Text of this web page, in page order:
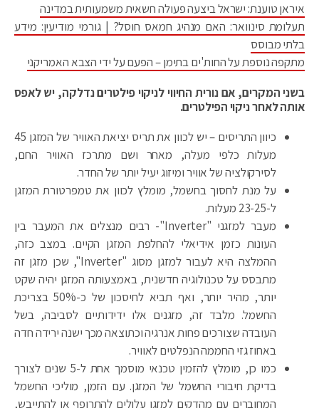
איראן טוענת: ישראל ביצעה פעולה חשאית משמעותית במדינה
תעלומת סינוואר: האם מנהיג חמאס חוסל? | גורמי מודיעין: מידע
בלתי מבוסס
מתקפה נוספת על החות'ים בתימן – הפעם על ידי הצבא האמריקני
בשני המקרים, אם נורית החיווי לניקוי פילטרים נדלקה, יש לאפס
אותה לאחר ניקוי הפילטרים.
כיוון התריסים – יש לכוון את תריס יציאת האוויר של המזגן 45
מעלות כלפי מעלה, מאחר ושם מתרכז האוויר החם,
לסירקולציה של אוויר ומיזוג יעיל יותר של החדר.
על מנת לחסוך בחשמל, מומלץ לכוון את טמפרטורת המזגן
ל-23-25 מעלות.
מעבר למזגני "Inverter"- רבים מנצלים את המעבר בין
העונות כזמן אידיאלי להחלפת המזגן הקיים. במצב כזה,
ההמלצה היא לעבור למזגן מסוג "Inverter", שכן מזגן זה
מתבסס על טכנולוגיה חדשנית, באמצעותה המזגן יהיה שקט
יותר, מהיר יותר, ואף תביא לחיסכון של כ-50% בצריכת
החשמל. מלבד זה, מזגנים אלו ידידותיים לסביבה, בשל
העובדה שצורכים פחות אנרגיה וכתוצאה מכך ישנה ירידה חדה
באחוז גזי החממה הנפלטים לאוויר.
כמו כן, מומלץ להזמין טכנאי מוסמך אחת ל-5 שנים לצורך
בדיקת חיבורי החשמל של המזגן. עם הזמן, מוליכי החשמל
המחוברים עם מהדקים למזגן עלולים להתרופף או להתייבש,